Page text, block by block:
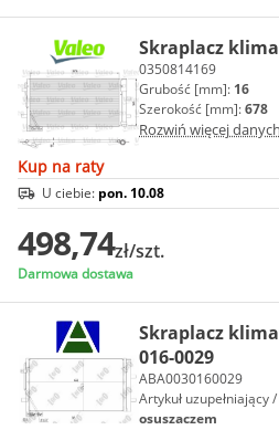
Skraplacz
0350814169
Grubość [mm]: 16
Szerokość [mm]:678
Rozwiń więcej danych
Kup na raty
U ciebie: pon. 10.08
498,74zł/szt.
Darmowa dostawa
Skraplacz
016-0029
ABA0030160029
Artykuł uzupełniający
osuszaczem